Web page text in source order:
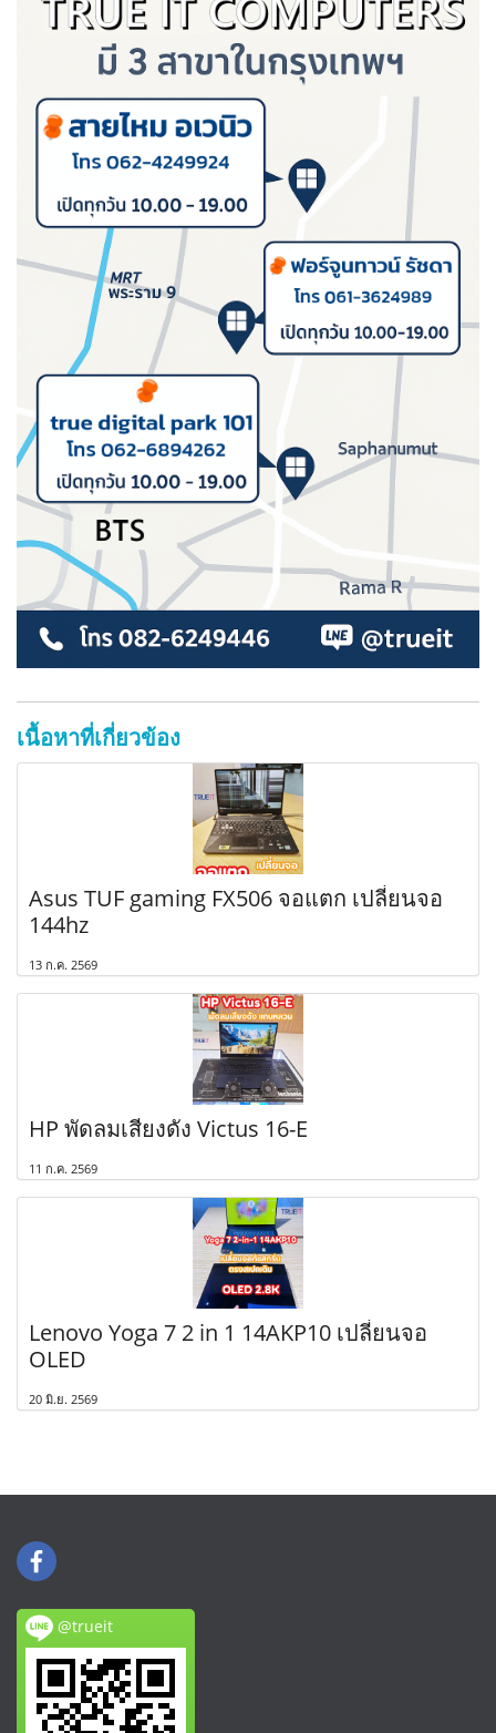
เนื้อหาที่เกี่ยวข้อง
Asus TUF gaming FX506 จอแตก เปลี่ยนจอ
144hz
13 ก.ค. 2569
HP พัดลมเสียงดัง Victus 16-E
11 ก.ค. 2569
Lenovo Yoga 7 2 in 1 14AKP10 เปลี่ยนจอ
OLED
20 มิ.ย. 2569
@trueit